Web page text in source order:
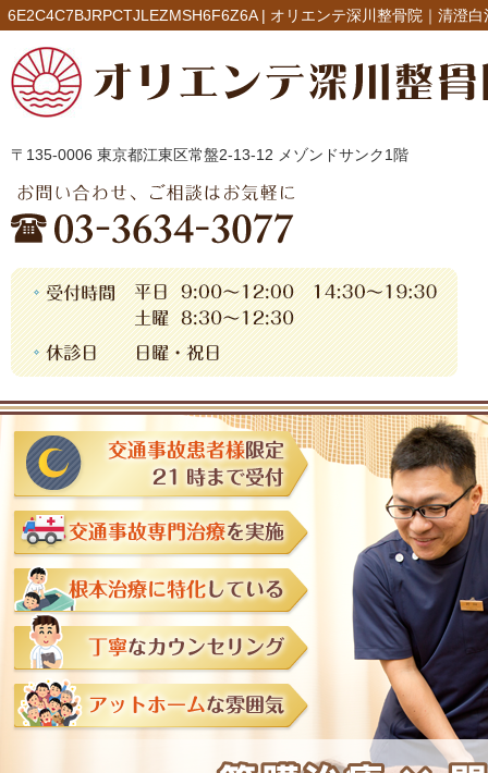
6E2C4C7BJRPCTJLEZMSH6F6Z6A | オリエンテ深川整骨院｜清澄
〒135-0006 東京都江東区常盤2-13-12 メゾンドサンク1階